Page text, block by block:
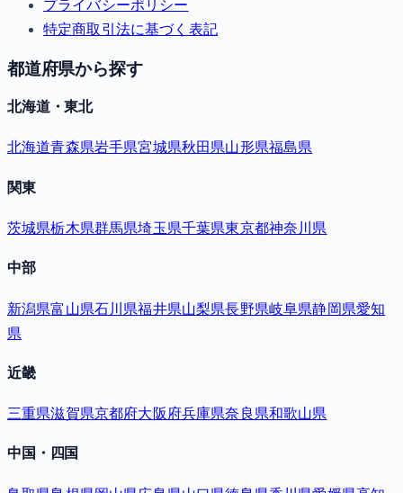
プライバシーポリシー
特定商取引法に基づく表記
都道府県から探す
北海道・東北
北海道青森県岩手県宮城県秋田県山形県福島県
関東
茨城県栃木県群馬県埼玉県千葉県東京都神奈川県
中部
新潟県富山県石川県福井県山梨県長野県岐阜県静岡県愛知
県
近畿
三重県滋賀県京都府大阪府兵庫県奈良県和歌山県
中国・四国